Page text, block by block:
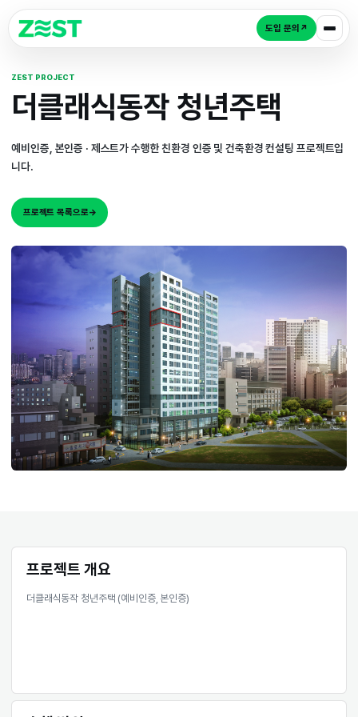
도입
ZEST PROJECT
더클래식동작 청년주택
니다.
프로젝트 목록으로
프로젝트 개요